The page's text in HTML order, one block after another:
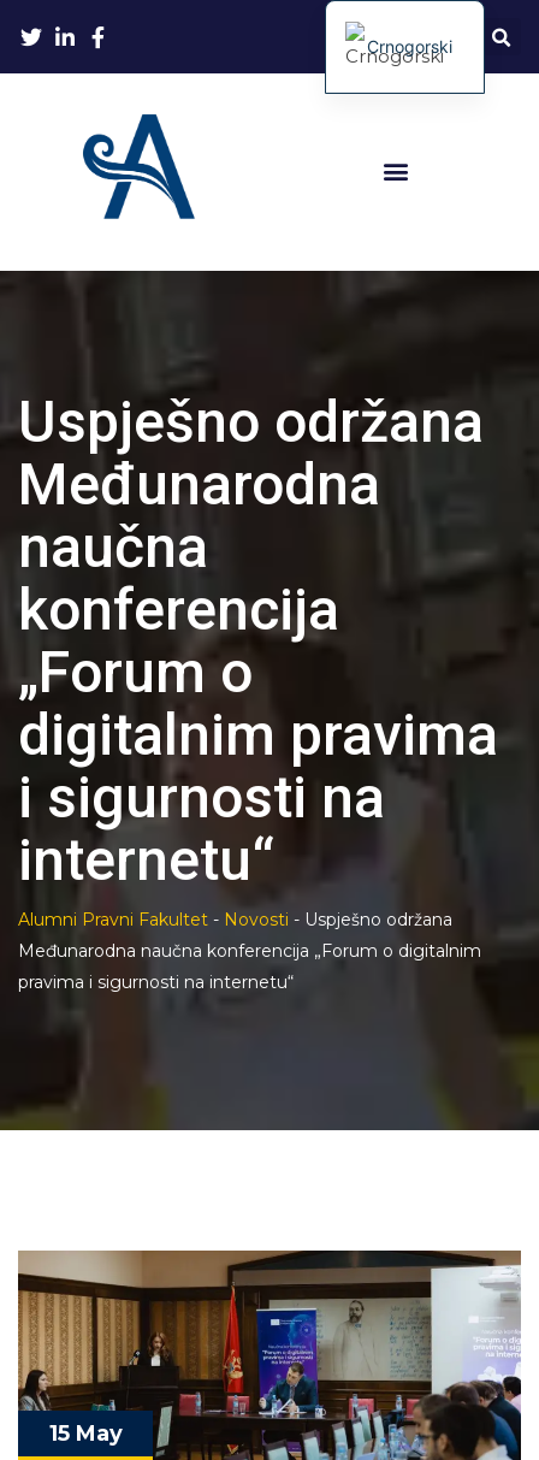
Uspješno održana
Međunarodna
naučna
konferencija
„Forum o
digitalnim pravima
i sigurnosti na
internetu“
Alumni Pravni Fakultet - Novosti - Uspješno održana
Međunarodna naučna konferencija „Forum o digitalnim
pravima i sigurnosti na internetu“
15 May
Crnogorski